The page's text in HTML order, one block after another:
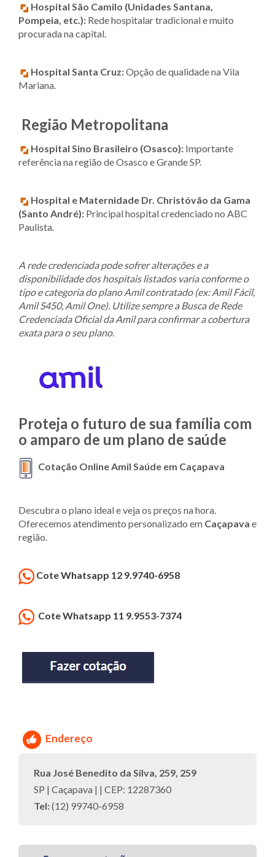
Hospital São Camilo (Unidades Santana,
Pompeia, etc.): Rede hospitalar tradicional e muito
procurada na capital.
Hospital Santa Cruz:Opção de qualidade na Vila
Mariana.
Região Metropolitana
Hospital Sino Brasileiro (Osasco): Importante
referência na região de Osasco e Grande SP.
Hospital e Maternidade Dr. Christóvão da Gama
(Santo André): Principal hospital credenciado no ABC
Paulista.
A rede credenciada pode sofrer alterações e a
disponibilidade dos hospitais listados varia conforme o
tipo e categoria do plano Amil contratado (ex: Amil Fácil,
Amil S450, Amil One). Utilize sempre a Busca de Rede
Credenciada Oficial da Amil para confirmar a cobertura
exata para o seu plano.
Proteja o futuro de sua família com
o amparo de um plano de saúde
Cotação Online Amil Saúde em Caçapava
Descubra o plano ideal e veja os preços na hora.
Oferecemos atendimento personalizado em Caçapava e
região.
Cote Whatsapp 12 9.9740-6958
Cote Whatsapp 11 9.9553-7374
Endereço
Rua José Benedito da Silva, 259, 259
SP | Caçapava | | CEP: 12287360
Tel:(12) 99740-6958